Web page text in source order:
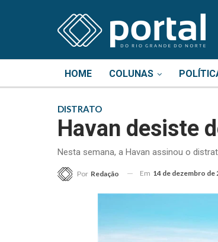
HOME COLUNAS
DISTRATO
Havan desiste
Nesta semana, a Havan assinou o
Por Redação Em 14 de dezembro de